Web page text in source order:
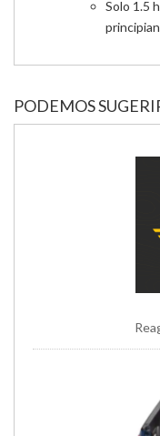
Solo 1.5
PODEMOS